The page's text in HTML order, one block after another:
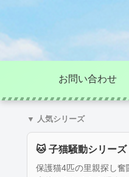
お問い合わせ
▼ 人気シリーズ
🐱 子猫騒動シリーズ
保護猫4匹の里親探し奮